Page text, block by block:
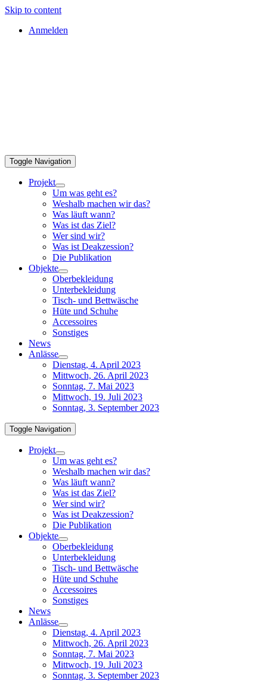
Skip to content
Anmelden
Toggle Navigation
Projekt
Um was geht es?
Weshalb machen wir das?
Was läuft wann?
Was ist das Ziel?
Wer sind wir?
Was ist Deakzession?
Die Publikation
Objekte
Oberbekleidung
Unterbekleidung
Tisch- und Bettwäsche
Hüte und Schuhe
Accessoires
Sonstiges
News
Anlässe
Dienstag, 4. April 2023
Mittwoch, 26. April 2023
Sonntag, 7. Mai 2023
Mittwoch, 19. Juli 2023
Sonntag, 3. September 2023
Toggle Navigation
Projekt
Um was geht es?
Weshalb machen wir das?
Was läuft wann?
Was ist das Ziel?
Wer sind wir?
Was ist Deakzession?
Die Publikation
Objekte
Oberbekleidung
Unterbekleidung
Tisch- und Bettwäsche
Hüte und Schuhe
Accessoires
Sonstiges
News
Anlässe
Dienstag, 4. April 2023
Mittwoch, 26. April 2023
Sonntag, 7. Mai 2023
Mittwoch, 19. Juli 2023
Sonntag, 3. September 2023